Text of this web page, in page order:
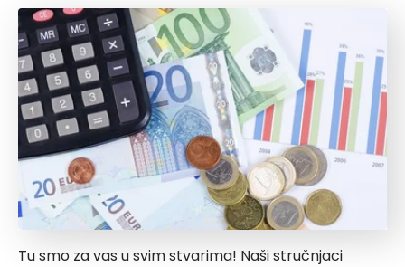
Tu smo za vas u svim stvarima! Naši stručnjaci